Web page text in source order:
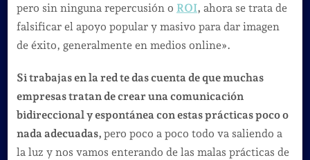
pero sin ninguna repercusión o ROI, ahora se trata de
falsificar el apoyo popular y masivo para dar imagen
de éxito, generalmente en medios online».
Si trabajas en la red te das cuenta de que muchas
empresas tratan de crear una comunicación
bidireccional y espontánea con estas prácticas poco o
nada adecuadas, pero poco a poco todo va saliendo a
la luz y nos vamos enterando de las malas prácticas de